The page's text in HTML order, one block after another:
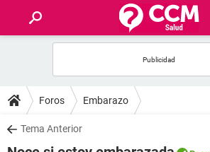
FOROS
SALUD
Foros Embarazo
Tema Anterior